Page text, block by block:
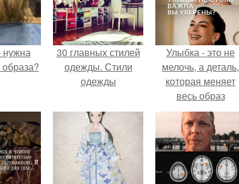
нужна
30 главных стилей
одежды. Стили
одежды
Улыбка - это не
мелочь, а деталь,
которая меняет
весь образ
человека.